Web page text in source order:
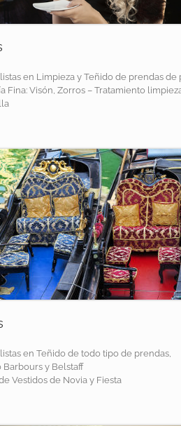
en Limpieza y Teñido de prendas de
Fina: Visón, Zorros – Tratamiento
en Teñido de todo tipo de prendas,
Barbours y Belstaff
Vestidos de Novia y Fiesta